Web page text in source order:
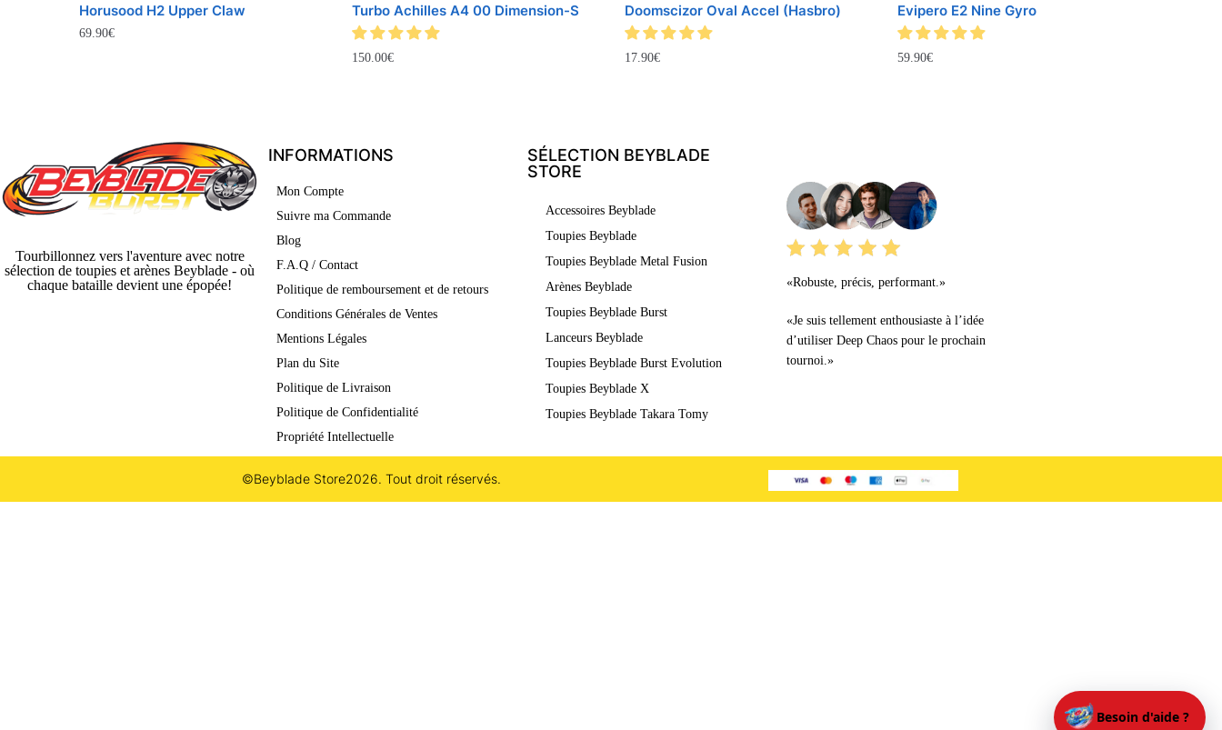
Horusood H2 Upper Claw
69.90€
Turbo Achilles A4 00 Dimension-S
150.00€
Doomscizor Oval Accel (Hasbro)
17.90€
Evipero E2 Nine Gyro
59.90€
Tourbillonnez vers l'aventure avec notre
sélection de toupies et arènes Beyblade - où
chaque bataille devient une épopée!
INFORMATIONS
Mon Compte
Suivre ma Commande
Blog
F.A.Q / Contact
Politique de remboursement et de retours
Conditions Générales de Ventes
Mentions Légales
Plan du Site
Politique de Livraison
Politique de Confidentialité
Propriété Intellectuelle
SÉLECTION BEYBLADE
STORE
Accessoires Beyblade
Toupies Beyblade
Toupies Beyblade Metal Fusion
Arènes Beyblade
Toupies Beyblade Burst
Lanceurs Beyblade
Toupies Beyblade Burst Evolution
Toupies Beyblade X
Toupies Beyblade Takara Tomy
«Robuste, précis, performant.»
«Je suis tellement enthousiaste à l’idée
d’utiliser Deep Chaos pour le prochain
tournoi.»
©Beyblade Store2026. Tout droit réservés.
Besoin d'aide ?